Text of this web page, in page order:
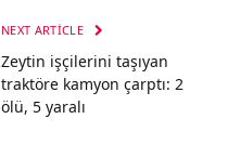
NEXT ARTICLE
Zeytin işçilerini taşıyan
traktöre kamyon çarptı: 2
ölü, 5 yaralı